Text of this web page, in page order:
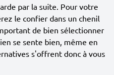
par la suite. Pour votre
le confier dans un chenil
de bien sélectionner
se sente bien, même en
s'offrent donc à vous